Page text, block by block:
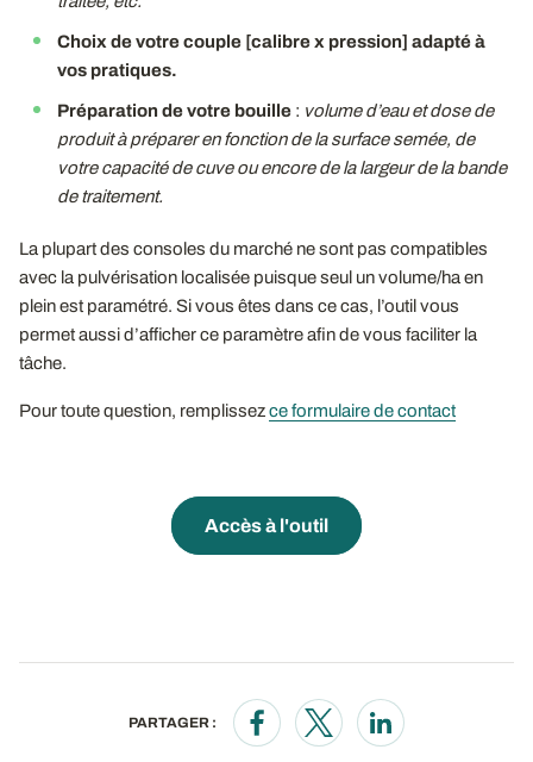
Choix de votre couple [calibre x pression] adapté à
vos pratiques.
Préparation de votre bouille : volume d’eau et dose de
produit à préparer en fonction de la surface semée, de
votre capacité de cuve ou encore de la largeur de la bande
de traitement.
La plupart des consoles du marché ne sont pas compatibles
avec la pulvérisation localisée puisque seul un volume/ha en
plein est paramétré. Si vous êtes dans ce cas, l’outil vous
permet aussi d’afficher ce paramètre afin de vous faciliter la
tâche.
Pour toute question, remplissezce formulaire de contact
Accès à l'outil
PARTAGER :
Opens in a new window
Opens in a new window
Opens in a new